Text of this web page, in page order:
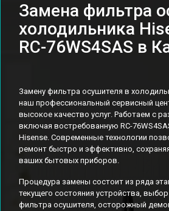
Замена фильтра
холодильника
RС-76WS4SAS в
Замену фильтра осушителя в
наш профессиональный сервисный
высокое качество услуг. Работаем с
включая востребованную RС-
Hisense. Современные технологии
ремонт быстро и эффективно,
ваших бытовых приборов.
Процедура замены состоит из ряда
текущего состояния устройства,
фильтра осушителя, осторожный